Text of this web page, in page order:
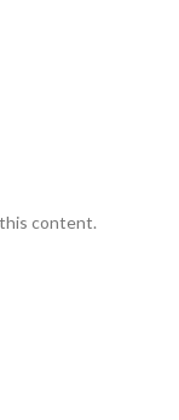
content.